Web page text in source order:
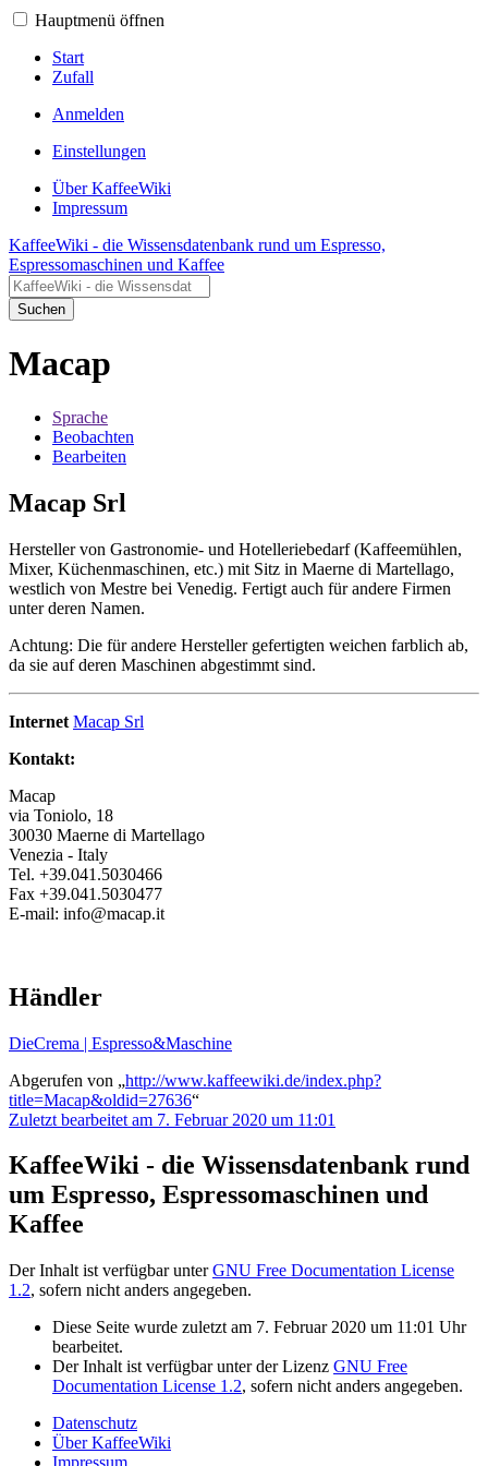
Hauptmenü öffnen
Start
Zufall
Anmelden
Einstellungen
Über KaffeeWiki
Impressum
KaffeeWiki - die Wissensdatenbank rund um Espresso,
Espressomaschinen und Kaffee
Suchen
Macap
Sprache
Beobachten
Bearbeiten
Macap Srl
Hersteller von Gastronomie- und Hotelleriebedarf (Kaffeemühlen,
Mixer, Küchenmaschinen, etc.) mit Sitz in Maerne di Martellago,
westlich von Mestre bei Venedig. Fertigt auch für andere Firmen
unter deren Namen.
Achtung: Die für andere Hersteller gefertigten weichen farblich ab,
da sie auf deren Maschinen abgestimmt sind.
Internet Macap Srl
Kontakt:
Macap
via Toniolo, 18
30030 Maerne di Martellago
Venezia - Italy
Tel. +39.041.5030466
Fax +39.041.5030477
E-mail: info@macap.it
Händler
DieCrema | Espresso&Maschine
Abgerufen von „http://www.kaffeewiki.de/index.php?
title=Macap&oldid=27636“
Zuletzt bearbeitet am 7. Februar 2020 um 11:01
KaffeeWiki - die Wissensdatenbank rund
um Espresso, Espressomaschinen und
Kaffee
Der Inhalt ist verfügbar unterGNU Free Documentation License
1.2, sofern nicht anders angegeben.
Diese Seite wurde zuletzt am 7. Februar 2020 um 11:01 Uhr
bearbeitet.
Der Inhalt ist verfügbar unter der Lizenz GNU Free
Documentation License 1.2, sofern nicht anders angegeben.
Datenschutz
Über KaffeeWiki